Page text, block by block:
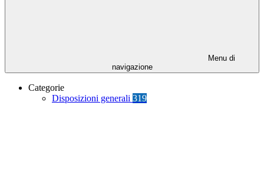
Menu di
navigazione
Categorie
Disposizioni generali 319